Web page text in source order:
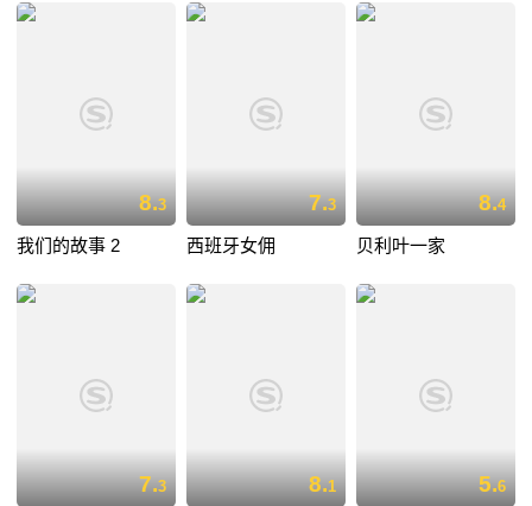
8.3
我们的故事 2
7.3
西班牙女佣
8.4
贝利叶一家
7.3 8.1 5.6